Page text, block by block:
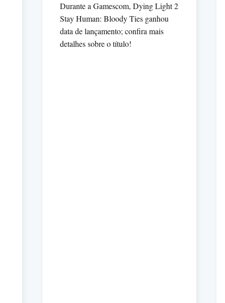
Durante a Gamescom, Dying Light 2
Stay Human: Bloody Ties ganhou
data de lançamento; confira mais
detalhes sobre o título!